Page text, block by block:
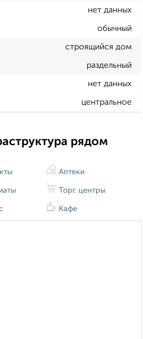
нет данных
обычный
строящийся дом
раздельный
нет данных
центральное
рядом
Аптеки
Торг. центры
Кафе